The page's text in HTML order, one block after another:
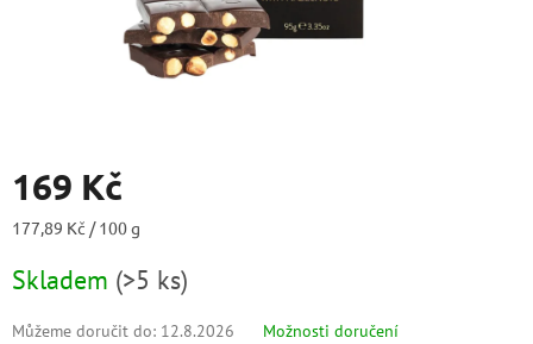
169 Kč
Měrná
177,89 Kč / 100 g
Skladem (>5 ks)
Můžeme doručit do: 12.8.2026 Možnosti doručení